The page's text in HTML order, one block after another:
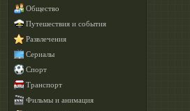
Общество
Путешествия и события
Развлечения
Сериалы
Спорт
Транспорт
Фильмы и анимация